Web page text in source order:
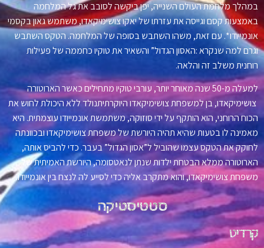
במהלך מלחמת העולם השנייה, יפן ביקשה לסובב את גל המלחמה
באמצעות קסם וגייסה את עזרתו של יאקו צושימיקאדו, משתמש גאון בקסמי
אונמייודו*. עם זאת, משהו השתבש בסופה של המלחמה. הטקס השתבש
וגרם למה שנקרא :האסון הגדול” והשאיר את טוקיו כחממה של פעילות
רוחנית משלב זה והלאה.
למעלה מ-50 שנה מאוחר יותר, עורבי טוקיו מתחילים כאשר הארוטורה
צושימיקאדו, בן למשפחת צושימיקאדו היוקרתיתנולד ללא היכולת לחוש את
הכוח הרוחני, הוא הותקף על ידי סוזוקה, משתמשת אונמייודו עוצמתית. היא
מאמינה לו בטעות שהיא תהיה היורשת של משפחת צושימיקאדו ובכוונתה
לחוקק את הטקס עצמו שהוביל ל”אסון הגדול” בעבר. כדי להביס אותה,
הארוטורה ממלא הבטחת ילדות שנתן לנאטסומה, היורשת האמיתית של
משפחת צושימיקאדו, והוא מתקרב אליה כדי לסייע לה לנצח בין אונמייודו.
סטטיסטיקה
קרדיט